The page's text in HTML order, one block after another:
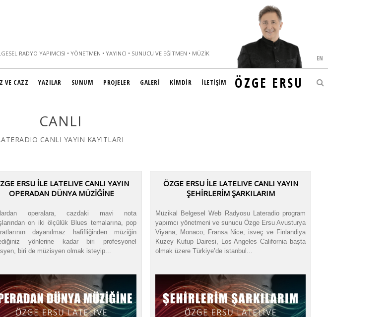
RADYO YAPIMCISI • YÖNETMEN • YAYINCI • SUNUCU VE EĞITMEN • MÜZIK
ÖZGE ERSU
EN
VE CAZZ YAZILAR SUNUM PROJELER GALERİ KİMDİR İLETİŞİM
CANLI
CANLI YAYIN KAYITLARI
ERSU İLE LATELIVE CANLI YAYIN
OPERADAN DÜNYA MÜZİĞİNE
operalara, cazdaki mavi nota
on iki ölçülük Blues temalarına, pop
dayanılmaz hafifliğinden müziğin
yönlerine kadar biri profesyonel
biri de müzisyen olmak isteyip...
ÖZGE ERSU İLE LATELIVE CANLI YAYIN
ŞEHİRLERİM ŞARKILARIM
Müzikal Belgesel Web Radyosu Lateradio program
yapımcı yönetmeni ve sunucu Özge Ersu Avusturya
Viyana, Monaco, Fransa Nice, isveç ve Finlandiya
Kuzey Kutup Dairesi, Los Angeles California başta
olmak üzere Türkiye’de istanbul...